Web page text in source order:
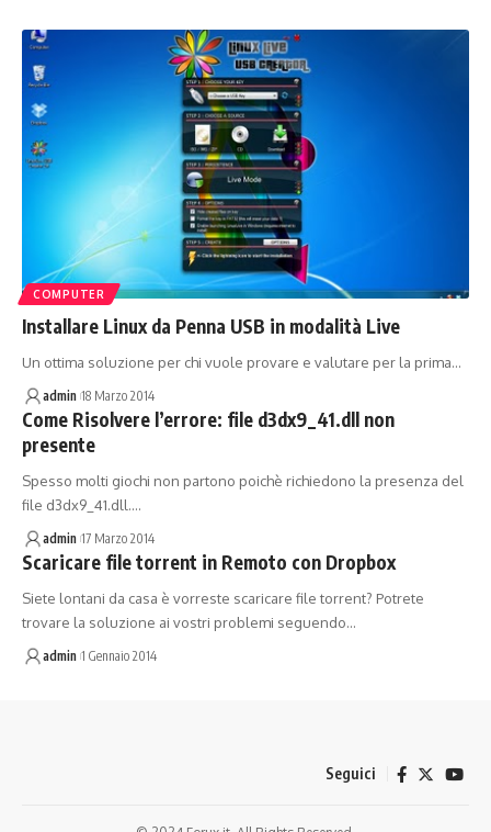
COMPUTER
Installare Linux da Penna USB in modalità Live
Un ottima soluzione per chi vuole provare e valutare per la prima…
admin 18 Marzo 2014
Come Risolvere l’errore: file d3dx9_41.dll non
presente
Spesso molti giochi non partono poichè richiedono la presenza del
file d3dx9_41.dll.…
admin 17 Marzo 2014
Scaricare file torrent in Remoto con Dropbox
Siete lontani da casa è vorreste scaricare file torrent? Potrete
trovare la soluzione ai vostri problemi seguendo…
admin 1 Gennaio 2014
Seguici